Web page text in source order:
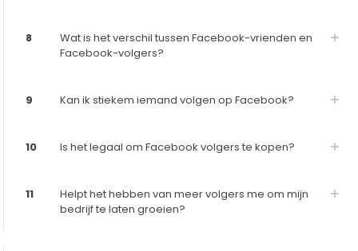
8
Wat is het verschil tussen Facebook-vrienden en
Facebook-volgers?
9 Kan ik stiekem iemand volgen op Facebook?
10 Is het legaal om Facebook volgers te kopen?
11
Helpt het hebben van meer volgers me om mijn
bedrijf te laten groeien?